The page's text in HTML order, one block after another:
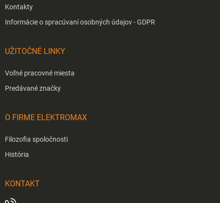
Kontakty
Informácie o spracúvaní osobných údajov - GDPR
UŽITOČNÉ LINKY
Voľné pracovné miesta
Predávané značky
O FIRME ELEKTROMAX
Filozofia spoločnosti
História
KONTAKT